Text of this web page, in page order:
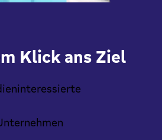
Klick ans Ziel